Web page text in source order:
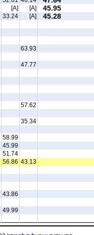
45.95
[A]
[A]
45.28
[A]
33.24
63.93
47.77
57.62
35.34
58.99
45.99
51.74
43.13
56.86
43.86
49.99